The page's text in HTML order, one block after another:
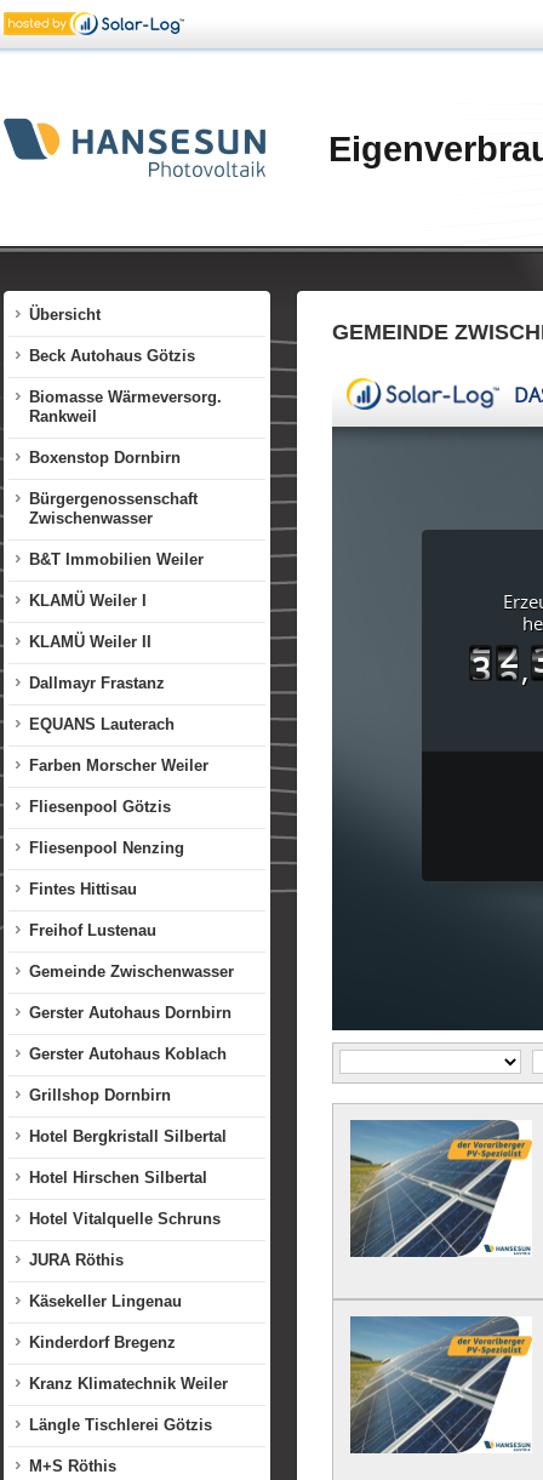
Übersicht
Beck Autohaus Götzis
Biomasse Wärmeversorg.
Rankweil
Boxenstop Dornbirn
Bürgergenossenschaft
Zwischenwasser
B&T Immobilien Weiler
KLAMÜ Weiler I
KLAMÜ Weiler II
Dallmayr Frastanz
EQUANS Lauterach
Farben Morscher Weiler
Fliesenpool Götzis
Fliesenpool Nenzing
Fintes Hittisau
Freihof Lustenau
Gemeinde Zwischenwasser
Gerster Autohaus Dornbirn
Gerster Autohaus Koblach
Grillshop Dornbirn
Hotel Bergkristall Silbertal
Hotel Hirschen Silbertal
Hotel Vitalquelle Schruns
JURA Röthis
Käsekeller Lingenau
Kinderdorf Bregenz
Kranz Klimatechnik Weiler
Längle Tischlerei Götzis
M+S Röthis
GEMEINDE